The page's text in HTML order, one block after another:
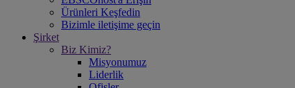
Ürünleri Keşfedin
Bizimle iletişime geçin
Şirket
Biz Kimiz?
Misyonumuz
Liderlik